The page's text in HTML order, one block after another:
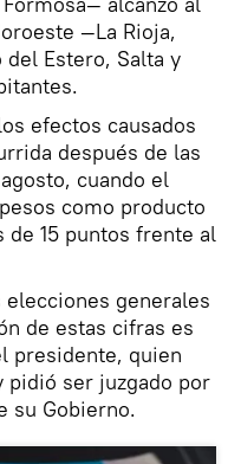
—La Rioja,
del Estero, Salta y
efectos causados
después de las
cuando el
como producto
15 puntos frente al
generales
de estas cifras es
presidente, quien
ser juzgado por
su Gobierno.